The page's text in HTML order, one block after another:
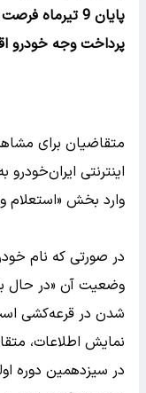
پایان 9
پرداخت وجه خودرو
متقاضیان برای
وارد بخش «استعلام
در صورتی که نام
وضعیت آن «در حال
شدن در قرعه‌کشی
نمایش اطلاعات،
در سیزدهمین دوره